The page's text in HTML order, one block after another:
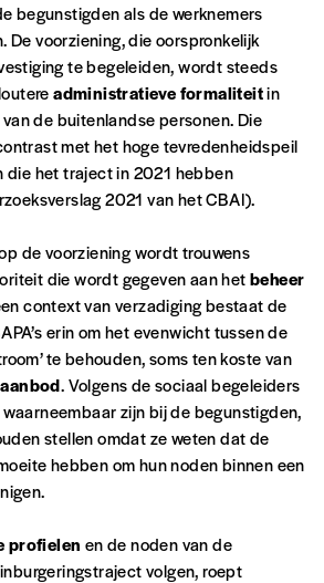
begunstigden als de werknemers
De voorziening, die oorspronkelijk
te begeleiden, wordt steeds
administratieve formaliteitin
de buitenlandse personen. Die
met het hoge tevredenheidspeil
die het traject in 2021 hebben
2021 van het CBAI).
de voorziening wordt trouwens
die wordt gegeven aan hetbeheer
context van verzadiging bestaat de
erin om het evenwicht tussen de
te behouden, soms ten koste van
. Volgens de sociaal begeleiders
zijn bij de begunstigden,
stellen omdat ze weten dat de
hebben om hun noden binnen een
profielen en de noden van de
volgen, roept